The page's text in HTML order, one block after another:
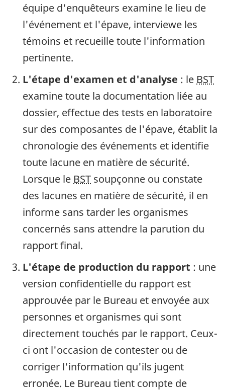
équipe d'enquêteurs examine le lieu de
l'événement et l'épave, interviewe les
témoins et recueille toute l'information
pertinente.
L'étape d'examen et d'analyse : le BST
examine toute la documentation liée au
dossier, effectue des tests en laboratoire
sur des composantes de l'épave, établit la
chronologie des événements et identifie
toute lacune en matière de sécurité.
Lorsque le BST soupçonne ou constate
des lacunes en matière de sécurité, il en
informe sans tarder les organismes
concernés sans attendre la parution du
rapport final.
L'étape de production du rapport : une
version confidentielle du rapport est
approuvée par le Bureau et envoyée aux
personnes et organismes qui sont
directement touchés par le rapport. Ceux-
ci ont l'occasion de contester ou de
corriger l'information qu'ils jugent
erronée. Le Bureau tient compte de